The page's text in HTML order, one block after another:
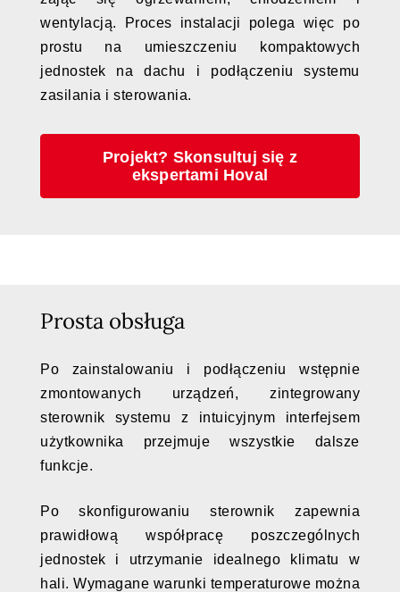
wentylacją. Proces instalacji polega więc po
prostu na umieszczeniu kompaktowych
jednostek na dachu i podłączeniu systemu
zasilania i sterowania.
Projekt? Skonsultuj się z
ekspertami Hoval
Prosta obsługa
Po zainstalowaniu i podłączeniu wstępnie
zmontowanych urządzeń, zintegrowany
sterownik systemu z intuicyjnym interfejsem
użytkownika przejmuje wszystkie dalsze
funkcje.
Po skonfigurowaniu sterownik zapewnia
prawidłową współpracę poszczególnych
jednostek i utrzymanie idealnego klimatu w
hali. Wymagane warunki temperaturowe można